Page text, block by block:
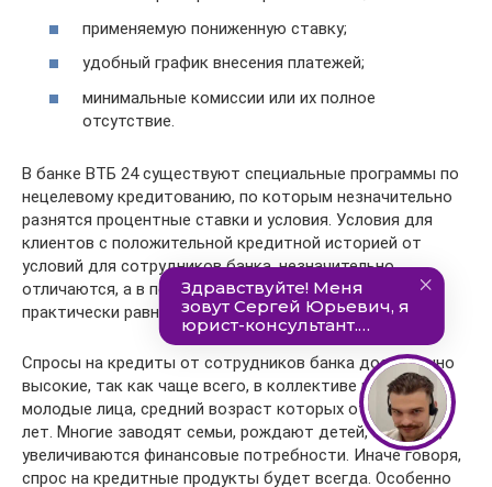
применяемую пониженную ставку;
удобный график внесения платежей;
минимальные комиссии или их полное
отсутствие.
В банке ВТБ 24 существуют специальные программы по
нецелевому кредитованию, по которым незначительно
разнятся процентные ставки и условия. Условия для
клиентов с положительной кредитной историей от
условий для сотрудников банка, незначительно
отличаются, а в период проведения акций, условия
практически равняются.
Спросы на кредиты от сотрудников банка достаточно
высокие, так как чаще всего, в коллективе работают
молодые лица, средний возраст которых от 21 до 35
лет. Многие заводят семьи, рождают детей, а значит,
увеличиваются финансовые потребности. Иначе говоря,
спрос на кредитные продукты будет всегда. Особенно